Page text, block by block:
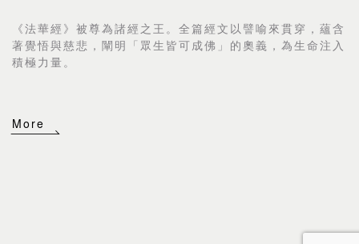
《法華經》被尊為諸經之王。全篇經文以譬喻來貫穿， 蘊含
著覺悟與慈悲，闡明「眾生皆可成佛」的奧義， 為生命注入
積極力量。
More